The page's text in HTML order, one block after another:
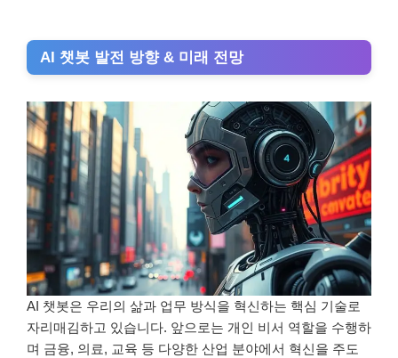
AI 챗봇 발전 방향 & 미래 전망
AI 챗봇은 우리의 삶과 업무 방식을 혁신하는 핵심 기술로
자리매김하고 있습니다. 앞으로는 개인 비서 역할을 수행하
며 금융, 의료, 교육 등 다양한 산업 분야에서 혁신을 주도